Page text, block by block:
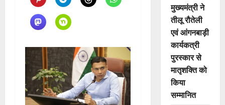
मुख्यमंत्री ने
तीलू रौतेली
एवं आंगनबाड़ी
कार्यकत्री
पुरस्कार से
मातृशक्ति को
किया
सम्मानित